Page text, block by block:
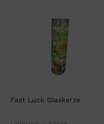
Fast Luck Glaskerze